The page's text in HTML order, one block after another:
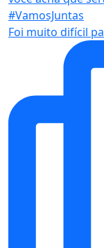
Foi muito difícil